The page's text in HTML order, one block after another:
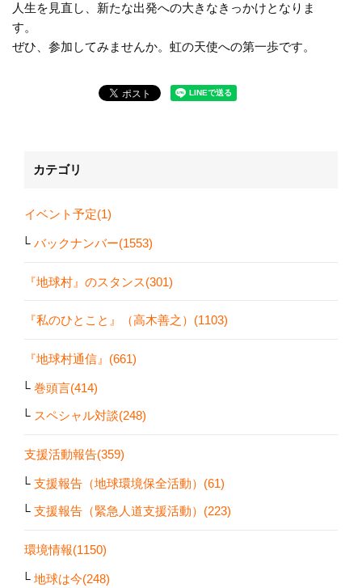
人生を見直し、新たな出発への大きなきっかけとなりま
す。
ぜひ、参加してみませんか。虹の天使への第一歩です。
カテゴリ
イベント予定(1)
バックナンバー(1553)
『地球村』のスタンス(301)
『私のひとこと』（高木善之）(1103)
『地球村通信』(661)
巻頭言(414)
スペシャル対談(248)
支援活動報告(359)
支援報告（地球環境保全活動）(61)
支援報告（緊急人道支援活動）(223)
環境情報(1150)
地球は今(248)